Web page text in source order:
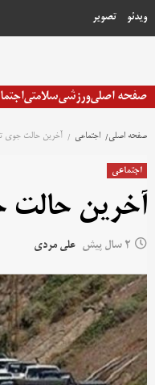
به
ویدئو تصویر
صفحه اصلیورزشیسلامتی
صفحه اصلی اجتماعی آخرین حالت جوی
اجتماعی
آخرین حالت
2 سال پیش علی مردی